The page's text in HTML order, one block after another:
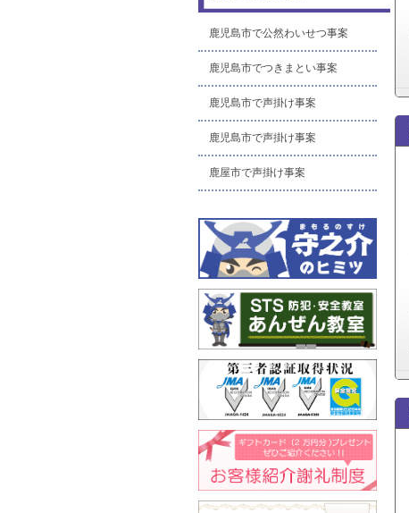
鹿児島市で公然わいせつ事案
鹿児島市でつきまとい事案
鹿児島市で声掛け事案
鹿児島市で声掛け事案
鹿屋市で声掛け事案